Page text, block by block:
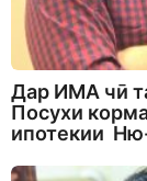
Дар ИМА чӣ
Посухи
ипотекии